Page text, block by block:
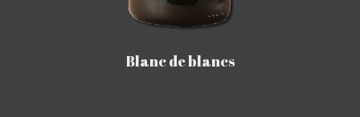
Blanc de blancs